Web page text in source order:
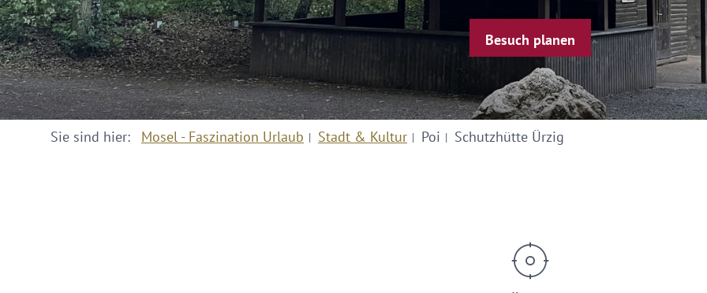
Besuch planen
Sie sind hier: Mosel - Faszination Urlaub Stadt & Kultur Poi Schutzhütte Ürzig